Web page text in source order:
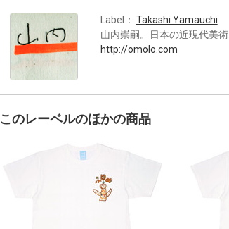
Label： Takashi Yamauchi
山内崇嗣。日本の近現代美
http://omolo.com
このレーベルのほかの商品